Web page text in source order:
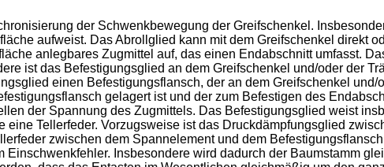
der Schwenkbewegung der Greifschenkel.
aufweist. Das Abrollglied kann mit dem Greifschenkel direkt
anlegbares Zugmittel auf, das einen Endabschnitt umfasst.
ist das Befestigungsglied an dem Greifschenkel und/oder der
einen Befestigungsflansch, der an dem Greifschenkel und/
gelagert ist und der zum Befestigen des
der Spannung des Zugmittels. Das Befestigungsglied weist
Tellerfeder. Vorzugsweise ist das Druckdämpfungsglied
zwischen dem Spannelement und dem
Insbesondere wird dadurch der Baumstamm